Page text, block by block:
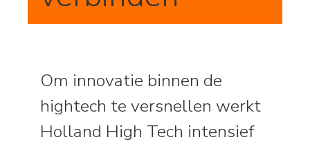
Om innovatie binnen de
hightech te versnellen werkt
Holland High Tech intensief